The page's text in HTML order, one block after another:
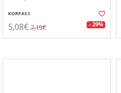
KORPASS
5,08€ 7,15€ - 29%